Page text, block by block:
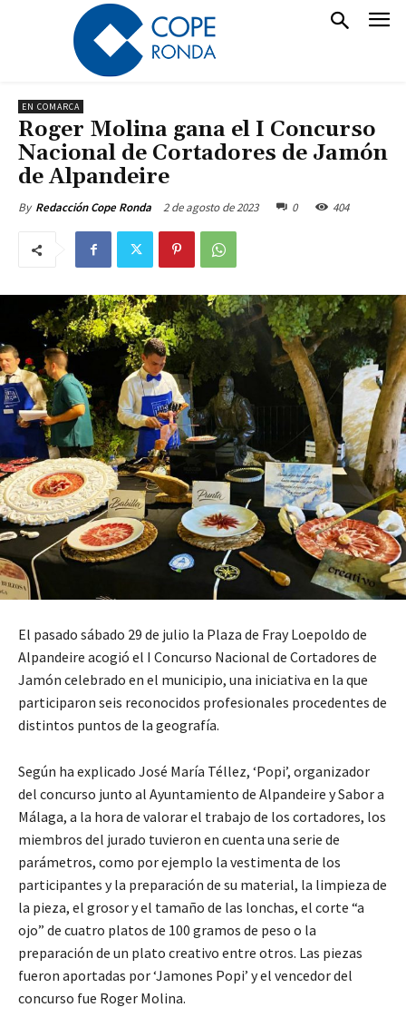
EN COMARCA
Roger Molina gana el I Concurso
Nacional de Cortadores de Jamón
de Alpandeire
By Redacción Cope Ronda 2 de agosto de 2023 0 404
El pasado sábado 29 de julio la Plaza de Fray Loepoldo de
Alpandeire acogió el I Concurso Nacional de Cortadores de
Jamón celebrado en el municipio, una iniciativa en la que
participaron seis reconocidos profesionales procedentes de
distintos puntos de la geografía.
Según ha explicado José María Téllez, ‘Popi’, organizador
del concurso junto al Ayuntamiento de Alpandeire y Sabor a
Málaga, a la hora de valorar el trabajo de los cortadores, los
miembros del jurado tuvieron en cuenta una serie de
parámetros, como por ejemplo la vestimenta de los
participantes y la preparación de su material, la limpieza de
la pieza, el grosor y el tamaño de las lonchas, el corte “a
ojo” de cuatro platos de 100 gramos de peso o la
preparación de un plato creativo entre otros. Las piezas
fueron aportadas por ‘Jamones Popi’ y el vencedor del
concurso fue Roger Molina.